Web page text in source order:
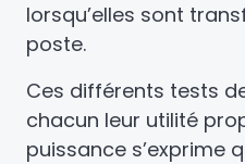
lorsqu’elles sont
poste.
Ces différents tests
chacun leur utilité
puissance s’exprime